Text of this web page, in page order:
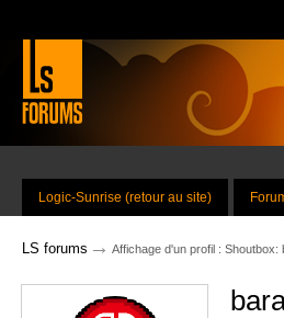
Logic-Sunrise (retour au site)
LS forums → Affichage d'un profil : Shoutbox: